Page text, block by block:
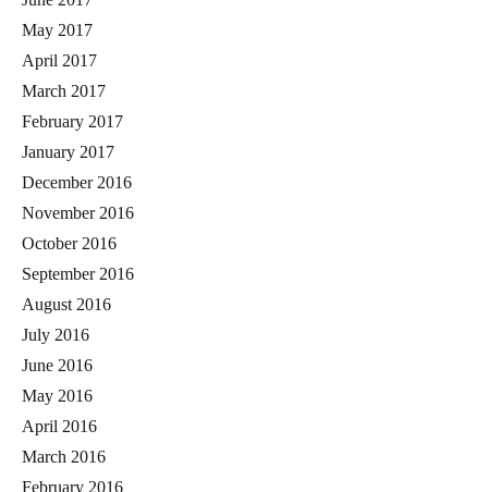
May 2017
April 2017
March 2017
February 2017
January 2017
December 2016
November 2016
October 2016
September 2016
August 2016
July 2016
June 2016
May 2016
April 2016
March 2016
February 2016